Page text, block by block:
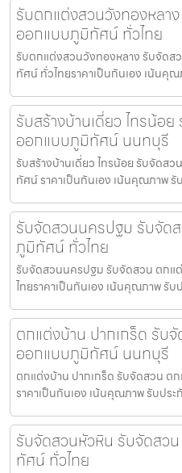
รับตกแต่งสวนวังทองหลา
ออกแบบภูมิทัศน์ ทั่วไทย
รับตกแต่งสวนวังทองหลาง รับจัด
ทัศน์ ทั่วไทยราคาเป็นกันเอง เน้นคุ
รับสร้างบ้านเดี่ยว ไทรน้อ
ออกแบบภูมิทัศน์ นนทบุรี
รับสร้างบ้านเดี่ยว ไทรน้อย รับจัด
ทัศน์ ราคาเป็นกันเอง เน้นคุณภาพ
รับจัดสวนนครปฐม รับจัด
ภูมิทัศน์ ทั่วไทย
รับจัดสวนนครปฐม รับจัดสวน ตก
ไทยราคาเป็นกันเอง เน้นคุณภาพ รั
ตกแต่งบ้าน ปากเกร็ด รับ
ออกแบบภูมิทัศน์ นนทบุรี
ตกแต่งบ้าน ปากเกร็ด รับจัดสวน
ราคาเป็นกันเอง เน้นคุณภาพ รับปร
รับจัดสวนหัวหิน รับจัดสว
ทัศน์ ทั่วไทย